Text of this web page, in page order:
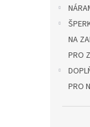
NA
PRO
PRO